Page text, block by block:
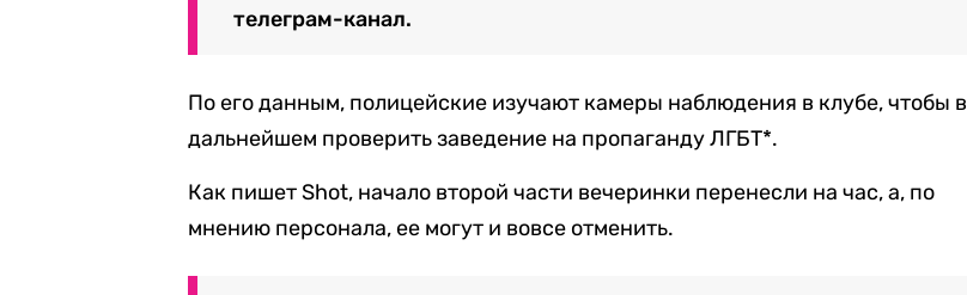
телеграм-канал.
По его данным, полицейские изучают камеры наблюдения в клубе, чтобы в
дальнейшем проверить заведение на пропаганду ЛГБТ*.
Как пишет Shot, начало второй части вечеринки перенесли на час, а, по
мнению персонала, ее могут и вовсе отменить.